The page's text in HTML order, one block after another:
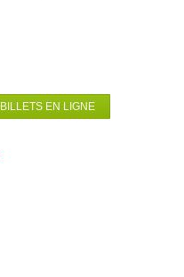
EN LIGNE